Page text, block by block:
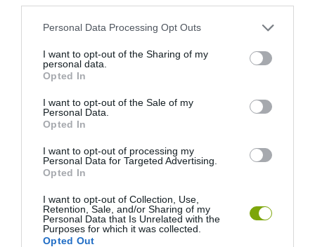
Please note that this website/app uses one or more Google
not limited to your visit or usage behaviour. You may click to
grant or deny consent to Google and its third-party tags to
use your data for below specified purposes in below Google
consent section.
Personal Data Processing Opt Outs
I want to opt-out of the Sharing of my
personal data.
Opted In
I want to opt-out of the Sale of my
Personal Data.
Opted In
I want to opt-out of processing my
Personal Data for Targeted Advertising.
Opted In
I want to opt-out of Collection, Use,
Retention, Sale, and/or Sharing of my
Personal Data that Is Unrelated with the
Purposes for which it was collected.
Opted Out